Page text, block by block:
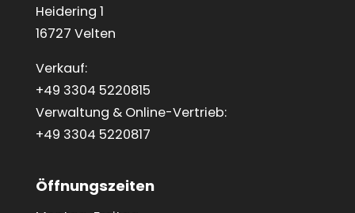
Heidering 1
16727 Velten
Verkauf:
+49 3304 5220815
Verwaltung & Online-Vertrieb:
+49 3304 5220817
Öffnungszeiten